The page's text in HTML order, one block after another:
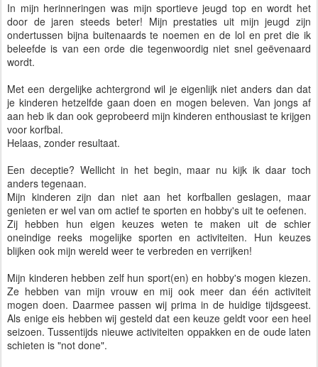
In mijn herinneringen was mijn sportieve jeugd top en wordt het
door de jaren steeds beter! Mijn prestaties uit mijn jeugd zijn
ondertussen bijna buitenaards te noemen en de lol en pret die ik
beleefde is van een orde die tegenwoordig niet snel geëvenaard
wordt.
Met een dergelijke achtergrond wil je eigenlijk niet anders dan dat
je kinderen hetzelfde gaan doen en mogen beleven. Van jongs af
aan heb ik dan ook geprobeerd mijn kinderen enthousiast te krijgen
voor korfbal.
Helaas, zonder resultaat.
Een deceptie? Wellicht in het begin, maar nu kijk ik daar toch
anders tegenaan.
Mijn kinderen zijn dan niet aan het korfballen geslagen, maar
genieten er wel van om actief te sporten en hobby's uit te oefenen.
Zij hebben hun eigen keuzes weten te maken uit de schier
oneindige reeks mogelijke sporten en activiteiten. Hun keuzes
blijken ook mijn wereld weer te verbreden en verrijken!
Mijn kinderen hebben zelf hun sport(en) en hobby's mogen kiezen.
Ze hebben van mijn vrouw en mij ook meer dan één activiteit
mogen doen. Daarmee passen wij prima in de huidige tijdsgeest.
Als enige eis hebben wij gesteld dat een keuze geldt voor een heel
seizoen. Tussentijds nieuwe activiteiten oppakken en de oude laten
schieten is "not done".